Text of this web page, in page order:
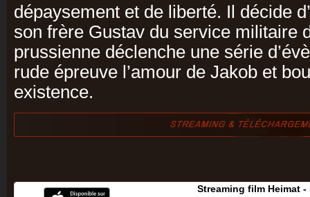
dépaysement et de liberté. Il décide
son frère Gustav du service militaire
prussienne déclenche une série
rude épreuve l’amour de Jakob et
existence.
Streaming film Heimat